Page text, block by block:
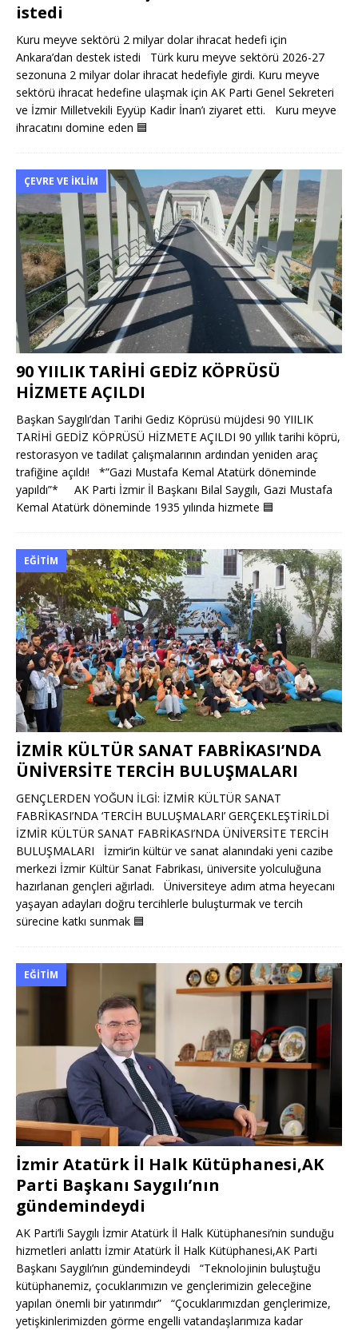
istedi
Kuru meyve sektörü 2 milyar dolar ihracat hedefi için
Ankara’dan destek istedi Türk kuru meyve sektörü 2026-27
sezonuna 2 milyar dolar ihracat hedefiyle girdi. Kuru meyve
sektörü ihracat hedefine ulaşmak için AK Parti Genel Sekreteri
ve İzmir Milletvekili Eyyüp Kadir İnan’ı ziyaret etti. Kuru meyve
ihracatını domine eden 🟦
ÇEVRE VE İKLIM
90 YIILIK TARİHİ GEDİZ KÖPRÜSÜ
HİZMETE AÇILDI
Başkan Saygılı’dan Tarihi Gediz Köprüsü müjdesi 90 YIILIK
TARİHİ GEDİZ KÖPRÜSÜ HİZMETE AÇILDI 90 yıllık tarihi köprü,
restorasyon ve tadilat çalışmalarının ardından yeniden araç
trafiğine açıldı! *”Gazi Mustafa Kemal Atatürk döneminde
yapıldı”* AK Parti İzmir İl Başkanı Bilal Saygılı, Gazi Mustafa
Kemal Atatürk döneminde 1935 yılında hizmete 🟦
EĞITIM
İZMİR KÜLTÜR SANAT FABRİKASI’NDA
ÜNİVERSİTE TERCİH BULUŞMALARI
GENÇLERDEN YOĞUN İLGİ: İZMİR KÜLTÜR SANAT
FABRİKASI’NDA ‘TERCİH BULUŞMALARI’ GERÇEKLEŞTİRİLDİ
İZMİR KÜLTÜR SANAT FABRİKASI’NDA ÜNİVERSİTE TERCİH
BULUŞMALARI İzmir’in kültür ve sanat alanındaki yeni cazibe
merkezi İzmir Kültür Sanat Fabrikası, üniversite yolculuğuna
hazırlanan gençleri ağırladı. Üniversiteye adım atma heyecanı
yaşayan adayları doğru tercihlerle buluşturmak ve tercih
sürecine katkı sunmak 🟦
EĞITIM
İzmir Atatürk İl Halk Kütüphanesi,AK
Parti Başkanı Saygılı’nın
gündemindeydi
AK Parti’li Saygılı İzmir Atatürk İl Halk Kütüphanesi’nin sunduğu
hizmetleri anlattı İzmir Atatürk İl Halk Kütüphanesi,AK Parti
Başkanı Saygılı’nın gündemindeydi “Teknolojinin buluştuğu
kütüphanemiz, çocuklarımızın ve gençlerimizin geleceğine
yapılan önemli bir yatırımdır” “Çocuklarımızdan gençlerimize,
yetişkinlerimizden görme engelli vatandaşlarımıza kadar